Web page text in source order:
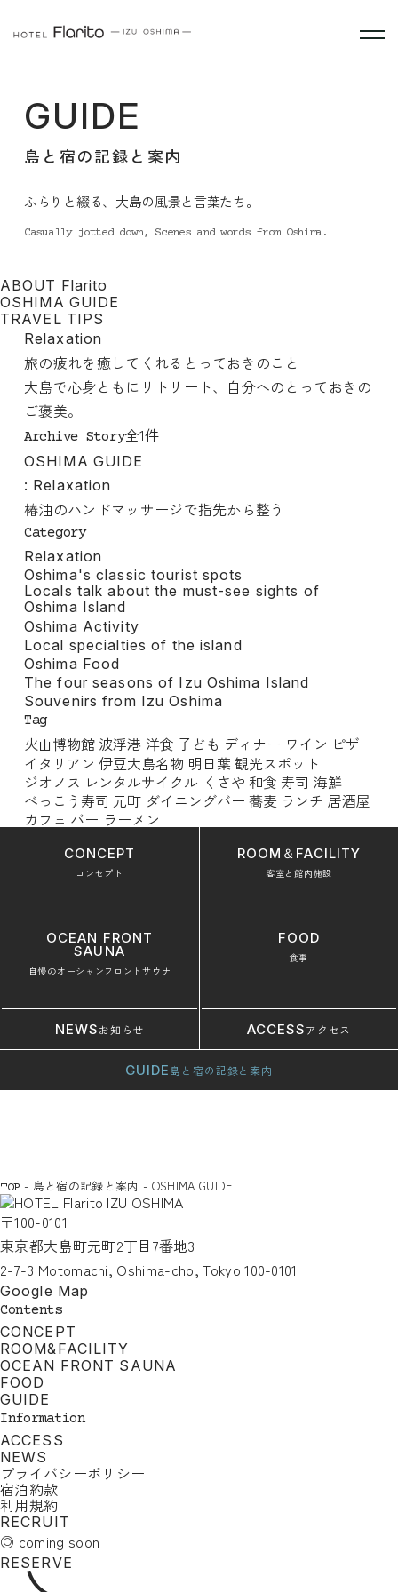
GUIDE
島と宿の記録と案内
ふらりと綴る、大島の風景と言葉たち。
Casually jotted down, Scenes and words from Oshima.
ABOUT Flarito
OSHIMA GUIDE
TRAVEL TIPS
Relaxation
旅の疲れを癒してくれるとっておきのこと
大島で心身ともにリトリート、自分へのとっておきの
ご褒美。
Archive Story全1件
OSHIMA GUIDE
: Relaxation
椿油のハンドマッサージで指先から整う
Category
Relaxation
Oshima's classic tourist spots
Locals talk about the must-see sights of
Oshima Island
Oshima Activity
Local specialties of the island
Oshima Food
The four seasons of Izu Oshima Island
Souvenirs from Izu Oshima
Tag
火山博物館 波浮港 洋食 子ども ディナー ワイン ピザ
イタリアン 伊豆大島名物 明日葉 観光スポット
ジオノス レンタルサイクル くさや 和食 寿司 海鮮
べっこう寿司 元町 ダイニングバー 蕎麦 ランチ 居酒屋
カフェ バー ラーメン
CONCEPT
コンセプト
ROOM＆FACILITY
客室と館内施設
OCEAN FRONT
SAUNA
自慢のオーシャンフロントサウナ
FOOD
食事
GUIDE島と宿の記録と案内
ACCESSアクセス
NEWSお知らせ
TOP - 島と宿の記録と案内 - OSHIMA GUIDE
〒100-0101
東京都大島町元町2丁目7番地3
2-7-3 Motomachi, Oshima-cho, Tokyo 100-0101
Google Map
Contents
CONCEPT
ROOM&FACILITY
OCEAN FRONT SAUNA
FOOD
GUIDE
Information
ACCESS
NEWS
プライバシーポリシー
宿泊約款
利用規約
RECRUIT
◎ coming soon
RESERVE